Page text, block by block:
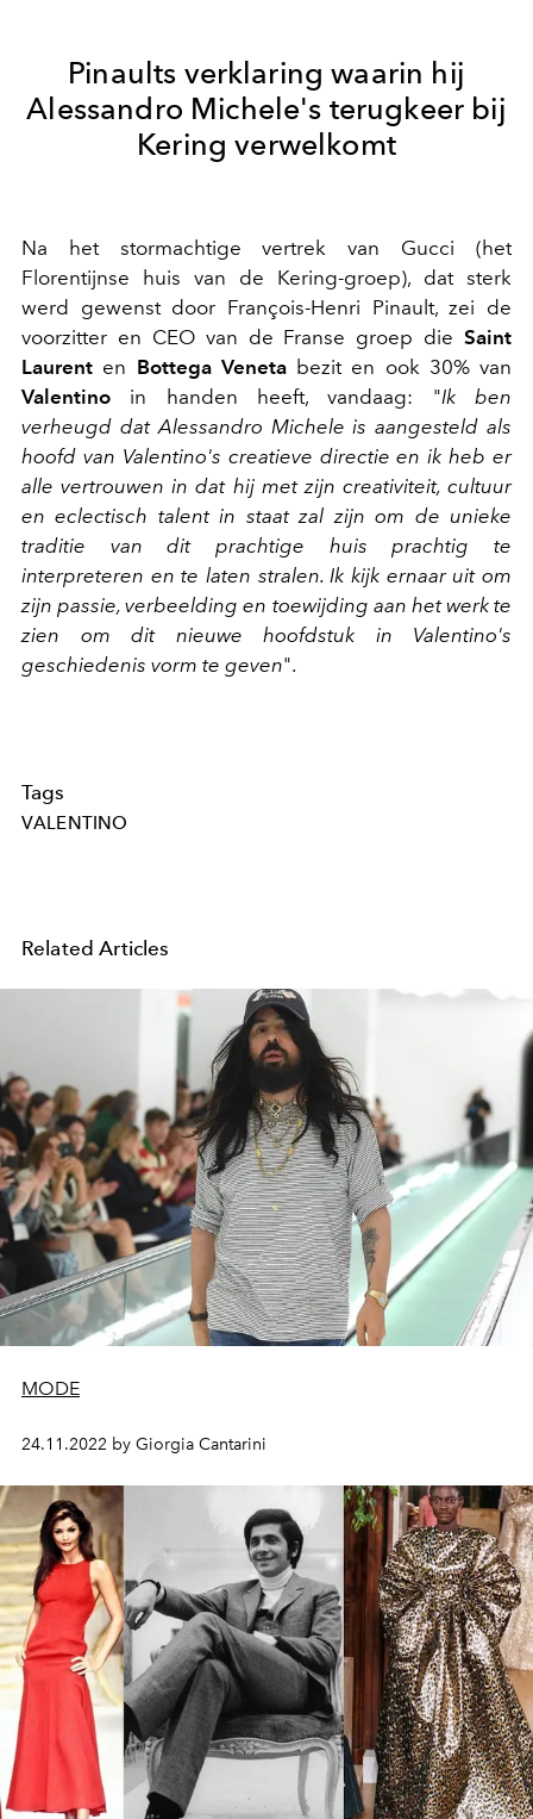
Pinaults verklaring waarin hij
Alessandro Michele's terugkeer bij
Kering verwelkomt
Na het stormachtige vertrek van Gucci (het
Florentijnse huis van de Kering-groep), dat sterk
werd gewenst door François-Henri Pinault, zei de
voorzitter en CEO van de Franse groep die Saint
Laurent en Bottega Venetabezit en ook 30% van
Valentino in handen heeft, vandaag: "Ik ben
verheugd dat Alessandro Michele is aangesteld als
hoofd van Valentino's creatieve directie en ik heb er
alle vertrouwen in dat hij met zijn creativiteit, cultuur
en eclectisch talent in staat zal zijn om de unieke
traditie van dit prachtige huis prachtig te
interpreteren en te laten stralen. Ik kijk ernaar uit om
zijn passie, verbeelding en toewijding aan het werk te
zien om dit nieuwe hoofdstuk in Valentino's
geschiedenis vorm te geven".
Tags
VALENTINO
Related Articles
MODE
24.11.2022 by Giorgia Cantarini